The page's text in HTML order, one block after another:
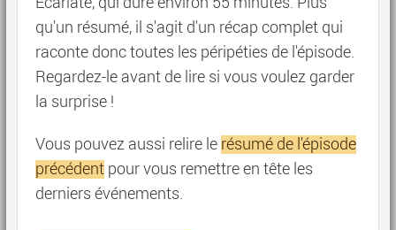
qu'un résumé, il s'agit d'un récap complet qui
raconte donc toutes les péripéties de l'épisode.
Regardez-le avant de lire si vous voulez garder
la surprise !
Vous pouvez aussi relire le résumé de l'épisode
précédentpour vous remettre en tête les
derniers événements.